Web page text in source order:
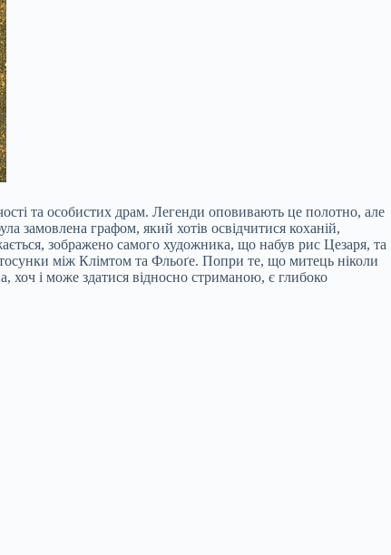
та особистих драм. Легенди оповивають це полотно, але
замовлена графом, який хотів освідчитися коханій,
зображено самого художника, що набув рис Цезаря, та
між Клімтом та Фльоґе. Попри те, що митець ніколи
хоч і може здатися відносно стриманою, є глибоко